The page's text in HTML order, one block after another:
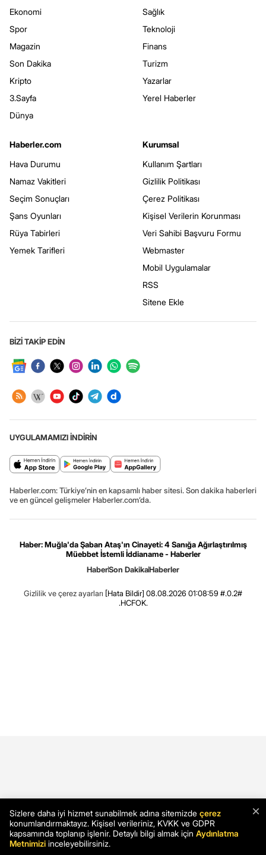
Ekonomi
Spor
Magazin
Son Dakika
Kripto
3.Sayfa
Dünya
Sağlık
Teknoloji
Finans
Turizm
Yazarlar
Yerel Haberler
Haberler.com
Hava Durumu
Namaz Vakitleri
Seçim Sonuçları
Şans Oyunları
Rüya Tabirleri
Yemek Tarifleri
Kurumsal
Kullanım Şartları
Gizlilik Politikası
Çerez Politikası
Kişisel Verilerin Korunması
Veri Sahibi Başvuru Formu
Webmaster
Mobil Uygulamalar
RSS
Sitene Ekle
BİZİ TAKİP EDİN
UYGULAMAMIZI İNDİRİN
Haberler.com: Türkiye’nin en kapsamlı haber sitesi. Son dakika haberleri
ve en güncel gelişmeler Haberler.com’da.
Haber: Muğla'da Şaban Ataş'ın Cinayeti: 4 Sanığa Ağırlaştırılmış
Müebbet İstemli İddianame - Haberler
HaberSon DakikaHaberler
Gizlilik ve çerez ayarları [Hata Bildir] 08.08.2026 01:08:59 #.0.2#
.HCFOK.
×
Sizlere daha iyi hizmet sunabilmek adına sitemizde çerez
konumlandırmaktayız. Kişisel verileriniz, KVKK ve GDPR
kapsamında toplanıp işlenir. Detaylı bilgi almak için Aydınlatma
Metnimizi inceleyebilirsiniz.